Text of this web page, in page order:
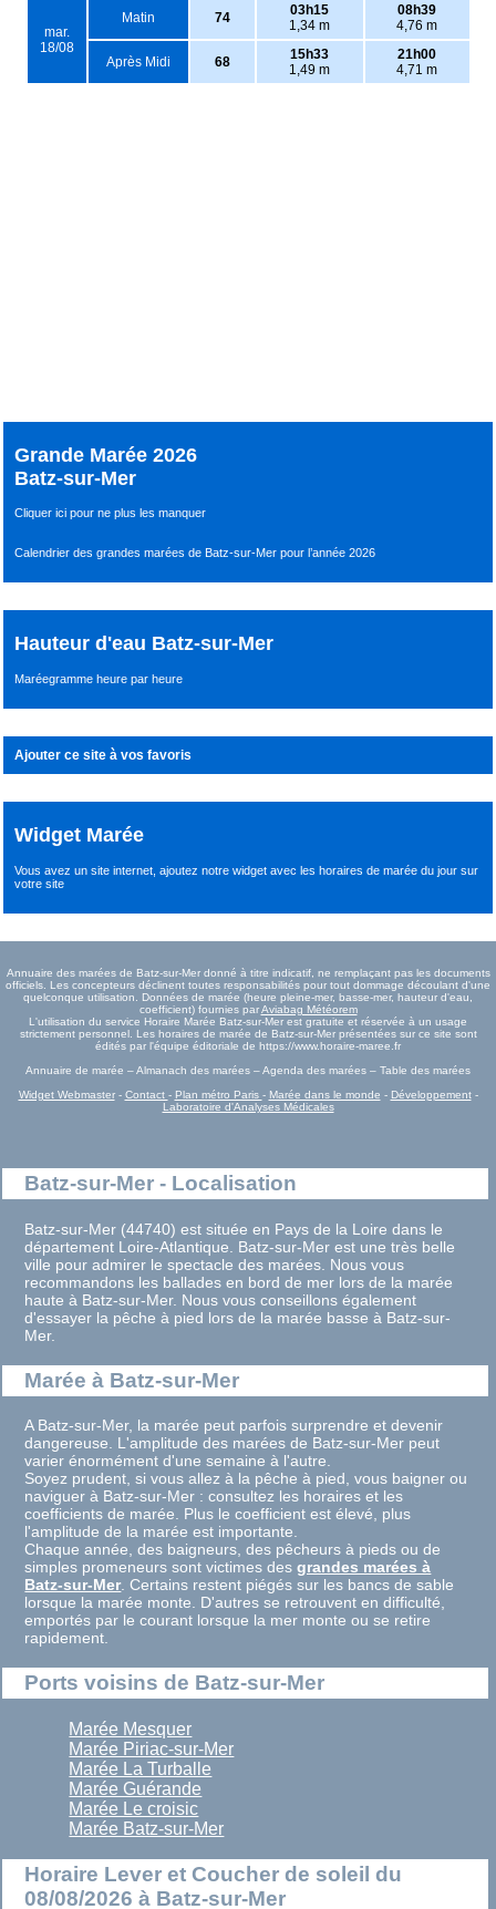
mar.
18/08
Matin 74
03h15
1,34 m
08h39
4,76 m
Après Midi 68
15h33
1,49 m
21h00
4,71 m
Grande Marée 2026
Batz-sur-Mer
Cliquer ici pour ne plus les manquer
Calendrier des grandes marées de Batz-sur-Mer pour l’année 2026
Hauteur d'eau Batz-sur-Mer
Maréegramme heure par heure
Ajouter ce site à vos favoris
Widget Marée
Vous avez un site internet,ajoutez notre widget avec les horaires de marée du joursur
votre site
Annuaire des marées de Batz-sur-Mer donné à titre indicatif, ne remplaçant pas les documents
officiels. Les concepteurs déclinent toutes responsabilités pour tout dommage découlant d'une
quelconque utilisation. Données de marée (heure pleine-mer, basse-mer, hauteur d'eau,
coefficient) fournies parAviabag Météorem
L'utilisation du service Horaire Marée Batz-sur-Mer est gratuite et réservée à un usage
strictement personnel. Les horaires de marée de Batz-sur-Mer présentées sur ce site sont
édités par l'équipe éditoriale de https://www.horaire-maree.fr
Annuaire de marée – Almanach des marées – Agenda des marées – Table des marées
Widget Webmaster- Contact - Plan métro Paris - Marée dans le monde - Développement-
Laboratoire d'Analyses Médicales
Batz-sur-Mer - Localisation
Batz-sur-Mer (44740) est située en Pays de la Loire dans le
département Loire-Atlantique. Batz-sur-Mer est une très belle
ville pour admirer le spectacle des marées. Nous vous
recommandons les ballades en bord de mer lors de la marée
haute à Batz-sur-Mer. Nous vous conseillons également
d'essayer la pêche à pied lors de la marée basse à Batz-sur-
Mer.
Marée à Batz-sur-Mer
A Batz-sur-Mer, la marée peut parfois surprendre et devenir
dangereuse. L'amplitude des marées de Batz-sur-Mer peut
varier énormément d'une semaine à l'autre.
Soyez prudent, si vous allez à la pêche à pied, vous baigner ou
naviguer à Batz-sur-Mer : consultez les horaires et les
coefficients de marée. Plus le coefficient est élevé, plus
l'amplitude de la marée est importante.
Chaque année, des baigneurs, des pêcheurs à pieds ou de
simples promeneurs sont victimes desgrandes marées à
Batz-sur-Mer. Certains restent piégés sur les bancs de sable
lorsque la marée monte. D'autres se retrouvent en difficulté,
emportés par le courant lorsque la mer monte ou se retire
rapidement.
Ports voisins de Batz-sur-Mer
Marée Mesquer
Marée Piriac-sur-Mer
Marée La Turballe
Marée Guérande
Marée Le croisic
Marée Batz-sur-Mer
Horaire Lever et Coucher de soleil du
08/08/2026 à Batz-sur-Mer